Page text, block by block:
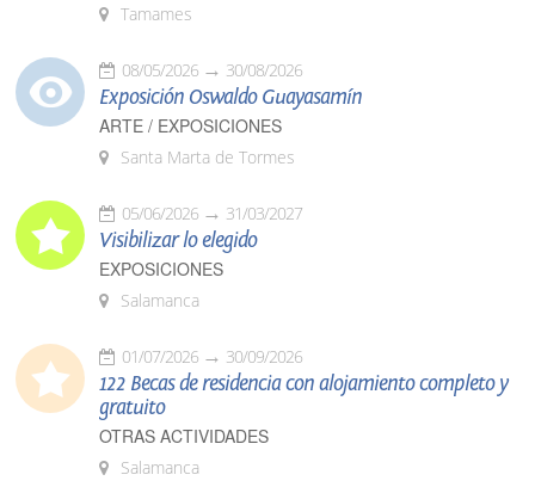
Tamames
08/05/2026 30/08/2026
Exposición Oswaldo Guayasamín
ARTE / EXPOSICIONES
Santa Marta de Tormes
05/06/2026 31/03/2027
Visibilizar lo elegido
EXPOSICIONES
Salamanca
01/07/2026 30/09/2026
122 Becas de residencia con alojamiento completo y
gratuito
OTRAS ACTIVIDADES
Salamanca